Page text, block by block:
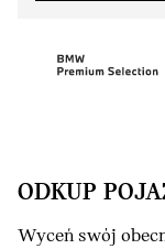
ODKUP
Wyceń swój